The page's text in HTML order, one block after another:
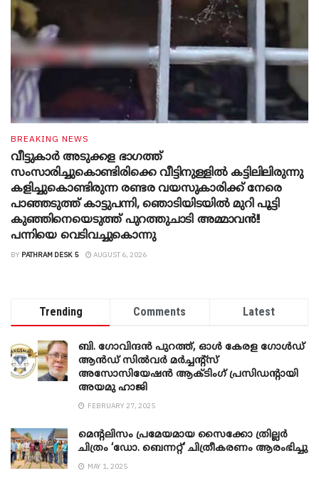
BREAKING NEWS
വീട്ടുകാർ അ‌ടുക്കള ഭാ​ഗത്ത്
സംസാരിച്ചുകൊണ്ടിരിക്കെ വീട്ടിനുള്ളിൽ കട്ടിലിലിരുന്നു
കളിച്ചുകൊണ്ടിരുന്ന രണ്ടര വയസുകാരിക്ക് നേരെ
പാഞ്ഞടുത്ത് കാട്ടുപന്നി, ‍ഞൊടിയി‌ടയിൽ മുറി പൂട്ടി
കുഞ്ഞിനെയെടുത്ത് പുറത്തുചാടി അമ്മാവൻ!!
പന്നിയെ വെടിവച്ചുകൊന്നു
BY PATHRAM DESK 5 AUGUST 6, 2026
Trending Comments Latest
ബി. ​ഗോവിന്ദൻ പുറത്ത്, ഓൾ കേരള ഗോൾഡ്
ആൻഡ് സിൽവർ മർച്ചന്റ്സ്
അസോസിയേഷൻ ആക്ടിംഗ് പ്രസിഡന്റായി
അയമു ഹാജി
FEBRUARY 27, 2025
മെന്‍റലിസം പ്രമേയമായ സൈക്കോ ത്രില്ലർ
ചിത്രം ‘ഡോ. ബെന്നറ്റ്’ ചിത്രീകരണം ആരംഭിച്ചു
MAY 1, 2025